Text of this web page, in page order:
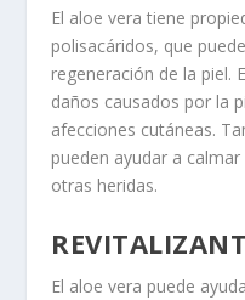
El aloe vera tiene
polisacáridos, que
regeneración de la piel.
daños causados por la
afecciones cutáneas.
pueden ayudar a
otras heridas.
El aloe vera puede